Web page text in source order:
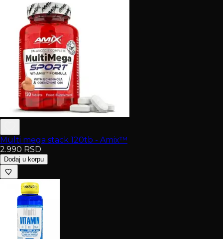
Multi mega stack 120tb - Amix™
2.990 RSD
Dodaj u korpu